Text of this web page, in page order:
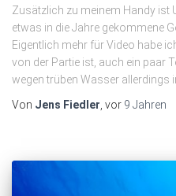
Zusätzlich zu meinem Handy ist
etwas in die Jahre gekommene
Eigentlich mehr für Video habe
von der Partie ist, auch ein paar
wegen trüben Wasser allerdings
Von Jens Fiedler, vor 9 Jahren